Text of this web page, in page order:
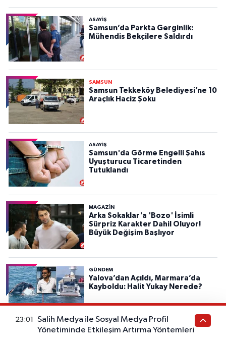
ASAYIŞ
Samsun’da Parkta Gerginlik:
Mühendis Bekçilere Saldırdı
SAMSUN
Samsun Tekkeköy Belediyesi’ne 10
Araçlık Haciz Şoku
ASAYIŞ
Samsun'da Görme Engelli Şahıs
Uyuşturucu Ticaretinden
Tutuklandı
MAGAZİN
Arka Sokaklar'a 'Bozo' İsimli
Sürpriz Karakter Dahil Oluyor!
Büyük Değişim Başlıyor
GÜNDEM
Yalova’dan Açıldı, Marmara’da
Kayboldu: Halit Yukay Nerede?
23:01
Salih Medya ile Sosyal Medya Profil
Yönetiminde Etkileşim Artırma Yöntemleri